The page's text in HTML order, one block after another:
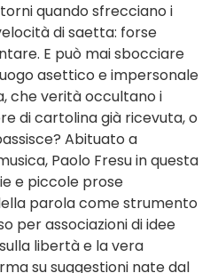
quando sfrecciano i
di saetta: forse
E può mai sbocciare
asettico e impersonale
che verità occultano i
di cartolina già ricevuta, o
Abituato a
Paolo Fresu in questa
e piccole prose
parola come strumento
per associazioni di idee
libertà e la vera
su suggestioni nate dal